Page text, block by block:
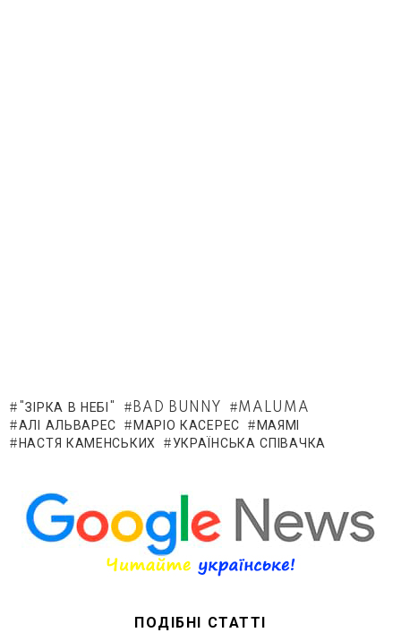
"ЗІРКА В НЕБІ" BAD BUNNY
MALUMA
АЛІ АЛЬВАРЕС
МАРІО КАСЕРЕС
МАЯМІ
НАСТЯ КАМЕНСЬКИХ
УКРАЇНСЬКА СПІВАЧКА
ПОДІБНІ СТАТТІ